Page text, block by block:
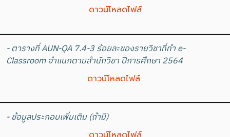
ดาวน์โหลดไฟล์
- ตารางที่ AUN-QA 7.4-3 ร้อยละของรายวิชาที่ทำ e-
Classroom จำแนกตามสำนักวิขา ปีการศึกษา 2564
ดาวน์โหลดไฟล์
- ข้อมูลประกอบเพิ่มเติม (ถ้ามี)